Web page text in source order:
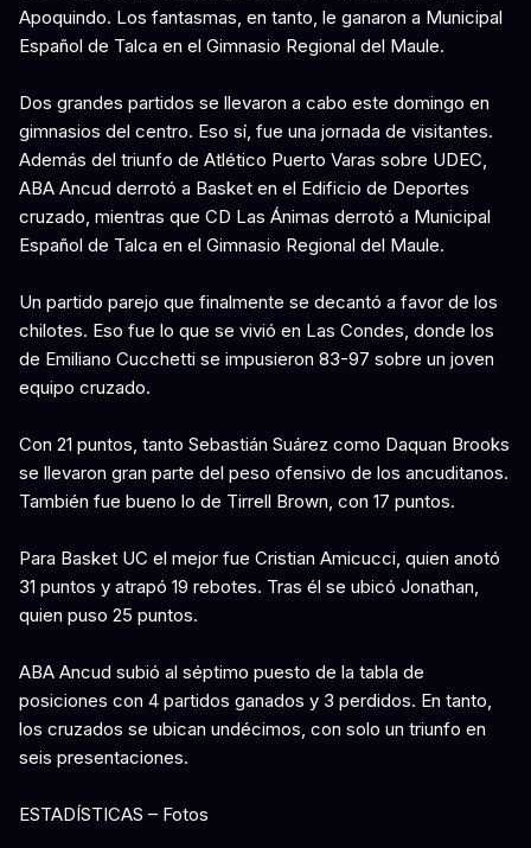
Apoquindo. Los fantasmas, en tanto, le ganaron a Municipal
Español de Talca en el Gimnasio Regional del Maule.
Dos grandes partidos se llevaron a cabo este domingo en
gimnasios del centro. Eso sí, fue una jornada de visitantes.
Además del triunfo de Atlético Puerto Varas sobre UDEC,
ABA Ancud derrotó a Basket en el Edificio de Deportes
cruzado, mientras que CD Las Ánimas derrotó a Municipal
Español de Talca en el Gimnasio Regional del Maule.
Un partido parejo que finalmente se decantó a favor de los
chilotes. Eso fue lo que se vivió en Las Condes, donde los
de Emiliano Cucchetti se impusieron 83-97 sobre un joven
equipo cruzado.
Con 21 puntos, tanto Sebastián Suárez como Daquan Brooks
se llevaron gran parte del peso ofensivo de los ancuditanos.
También fue bueno lo de Tirrell Brown, con 17 puntos.
Para Basket UC el mejor fue Cristian Amicucci, quien anotó
31 puntos y atrapó 19 rebotes. Tras él se ubicó Jonathan,
quien puso 25 puntos.
ABA Ancud subió al séptimo puesto de la tabla de
posiciones con 4 partidos ganados y 3 perdidos. En tanto,
los cruzados se ubican undécimos, con solo un triunfo en
seis presentaciones.
ESTADÍSTICAS – Fotos